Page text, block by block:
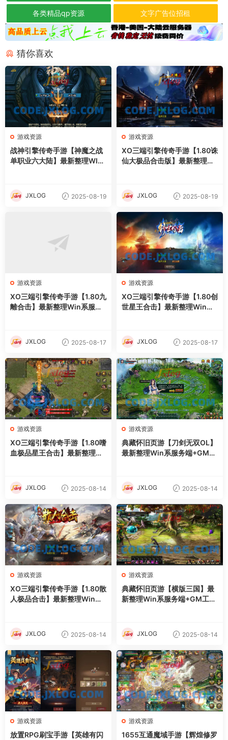
各类精品qp资源 文字广告位招租
猜你喜欢
游戏资源
战神引擎传奇手游【神魔之战
单职业六大陆】最新整理WIN
JXLOG 2025-08-19
游戏资源
XO三端引擎传奇手游【1.80诛
仙大极品合击版】最新整理Wi
JXLOG 2025-08-19
游戏资源
XO三端引擎传奇手游【1.80九
離合击】最新整理Win系服务
JXLOG 2025-08-17
游戏资源
XO三端引擎传奇手游【1.80创
世星王合击】最新整理Win系
JXLOG 2025-08-17
游戏资源
XO三端引擎传奇手游【1.80嗜
血极品星王合击】最新整理Wi
JXLOG 2025-08-14
游戏资源
典藏怀旧页游【刀剑无双OL】
最新整理Win系服务端+GM工
JXLOG 2025-08-14
游戏资源
XO三端引擎传奇手游【1.80散
人极品合击】最新整理Win系
JXLOG 2025-08-14
游戏资源
典藏怀旧页游【横版三国】最
新整理Win系服务端+GM工具
JXLOG 2025-08-14
游戏资源
放置RPG刷宝手游【英雄有闪
游戏资源
1655互通魔域手游【辉煌修罗